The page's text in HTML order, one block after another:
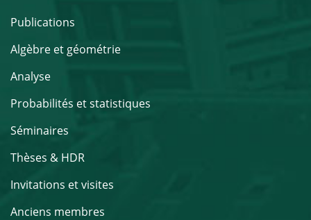
Publications
Algèbre et géométrie
Analyse
Probabilités et statistiques
Séminaires
Thèses & HDR
Invitations et visites
Anciens membres